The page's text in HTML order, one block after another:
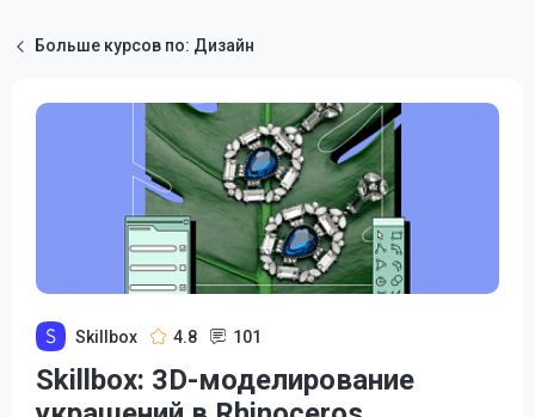
Больше курсов по: Дизайн
Skillbox 4.8 101
Skillbox: 3D-моделирование